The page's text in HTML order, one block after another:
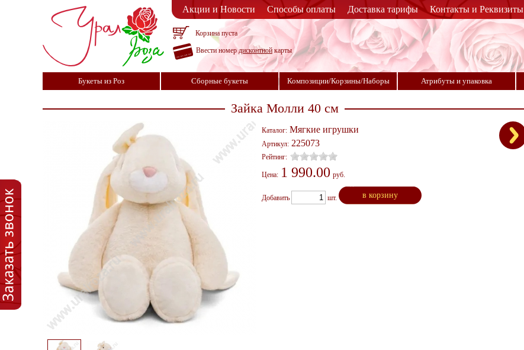
Акции и Новости Способы оплаты Доставка тарифы Контакты и Реквизиты
Корзина пуста
Ввести номердисконтной карты
Букеты из Роз Сборные букеты Композиции/Корзины/Наборы Атрибуты и упаковка
Зайка Молли 40 см
Каталог: Мягкие игрушки
Артикул: 225073
Рейтинг:
Цена: 1 990.00 руб.
Добавить шт. в корзину